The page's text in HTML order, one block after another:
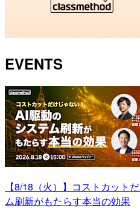
EVENTS
【8/18（火）】コストカット
ム刷新がもたらす本当の効果